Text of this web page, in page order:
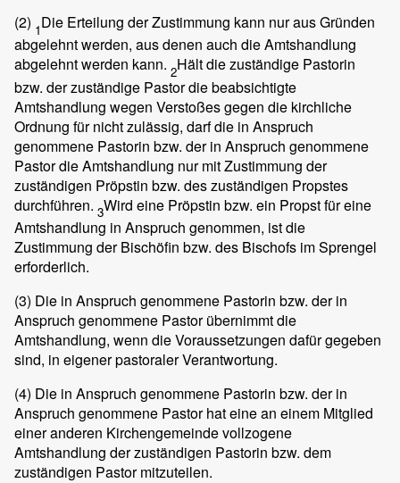
(2) 1Die Erteilung der Zustimmung kann nur aus Gründen
abgelehnt werden, aus denen auch die Amtshandlung
abgelehnt werden kann. 2Hält die zuständige Pastorin
bzw. der zuständige Pastor die beabsichtigte
Amtshandlung wegen Verstoßes gegen die kirchliche
Ordnung für nicht zulässig, darf die in Anspruch
genommene Pastorin bzw. der in Anspruch genommene
Pastor die Amtshandlung nur mit Zustimmung der
zuständigen Pröpstin bzw. des zuständigen Propstes
durchführen. 3Wird eine Pröpstin bzw. ein Propst für eine
Amtshandlung in Anspruch genommen, ist die
Zustimmung der Bischöfin bzw. des Bischofs im Sprengel
erforderlich.
(3) Die in Anspruch genommene Pastorin bzw. der in
Anspruch genommene Pastor übernimmt die
Amtshandlung, wenn die Voraussetzungen dafür gegeben
sind, in eigener pastoraler Verantwortung.
(4) Die in Anspruch genommene Pastorin bzw. der in
Anspruch genommene Pastor hat eine an einem Mitglied
einer anderen Kirchengemeinde vollzogene
Amtshandlung der zuständigen Pastorin bzw. dem
zuständigen Pastor mitzuteilen.